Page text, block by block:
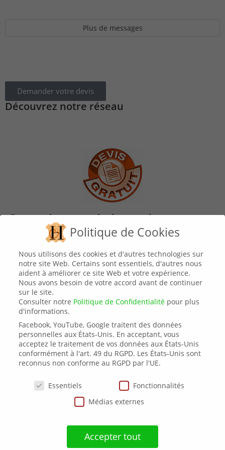
Plus de messages
Demander votre devis
Découvrez notre réseau
Demandez votre devis gratuit
Appelez – nous
06 61 74 71 73
Posez-nous une question
Politique de Cookies
Nous utilisons des cookies et d'autres technologies sur
notre site Web. Certains sont essentiels, d'autres nous
aident à améliorer ce site Web et votre expérience.
Nous avons besoin de votre accord avant de continuer
sur le site.
Consulter notre Politique de Confidentialité pour plus
d'informations.
Facebook, YouTube, Google traitent des données
personnelles aux États-Unis. En acceptant, vous
acceptez le traitement de vos données aux États-Unis
conformément à l'art. 49 du RGPD. Les États-Unis sont
reconnus non conforme au RGPD par l'UE.
Politique de Cookies
Essentiels
Fonctionnalités
Médias externes
Accepter tout